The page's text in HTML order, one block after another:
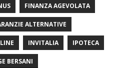
FINANZA AGEVOLATA
ALTERNATIVE
INVITALIA IPOTECA
BERSANI